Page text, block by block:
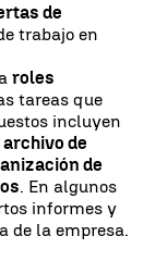
de
trabajo en
roles
tareas que
incluyen
archivo de
de
. En algunos
informes y
de la empresa.